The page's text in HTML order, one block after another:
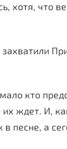
хотя, что
кто
ждет. И,
песне, а